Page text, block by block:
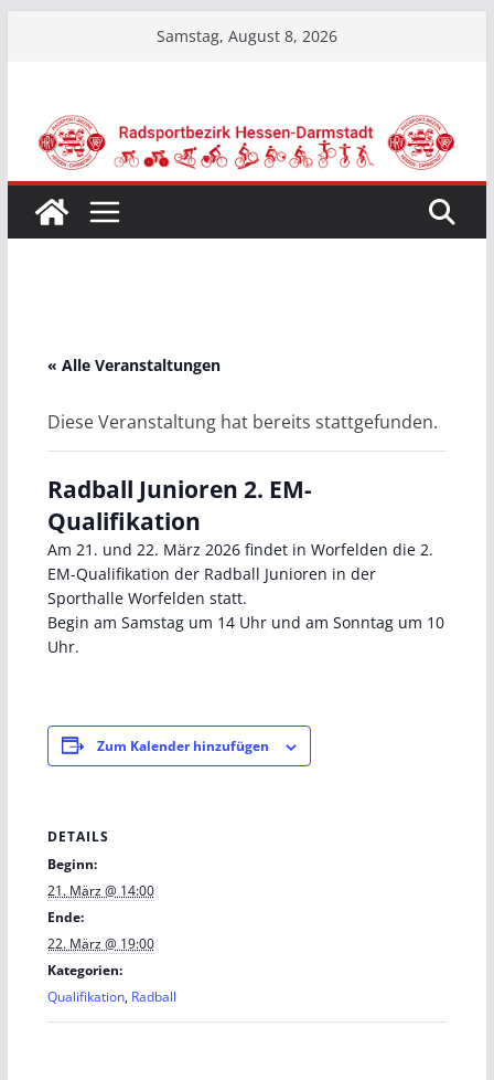
Samstag, August 8, 2026
« Alle Veranstaltungen
Diese Veranstaltung hat bereits stattgefunden.
Radball Junioren 2. EM-
Qualifikation
Am 21. und 22. März 2026 findet in Worfelden die 2.
EM-Qualifikation der Radball Junioren in der
Sporthalle Worfelden statt.
Begin am Samstag um 14 Uhr und am Sonntag um 10
Uhr.
Zum Kalender hinzufügen
DETAILS
Beginn:
21. März @ 14:00
Ende:
22. März @ 19:00
Kategorien:
Qualifikation, Radball